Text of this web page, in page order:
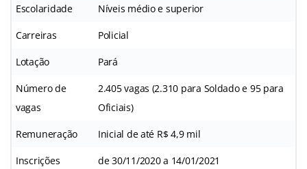
Escolaridade Níveis médio e superior
Carreiras Policial
Lotação Pará
Número de
vagas
2.405 vagas (2.310 para Soldado e 95 para
Oficiais)
Remuneração Inicial de até R$ 4,9 mil
Inscrições de 30/11/2020 a 14/01/2021